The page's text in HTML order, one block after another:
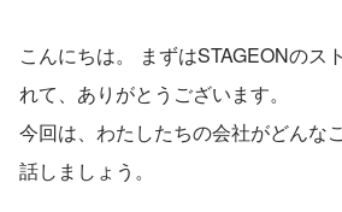
こんにちは。 まずはSTAGEONのス
れて、ありがとうございます。
今回は、わたしたちの会社がどんな
話しましょう。